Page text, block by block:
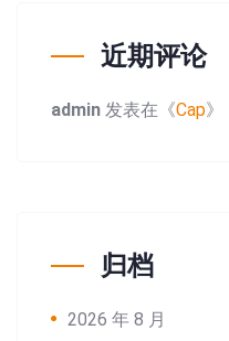
近期评论
admin 发表在《Cap》
归档
2026 年 8 月